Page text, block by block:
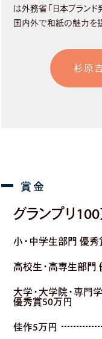
は外務省「日本ブランド
国内外で和紙の魅力を
杉原
グランプリ
小・中学生部門 優秀
高校生・高専生部門
大学・大学院・専門
優秀賞50万円
佳作5万円